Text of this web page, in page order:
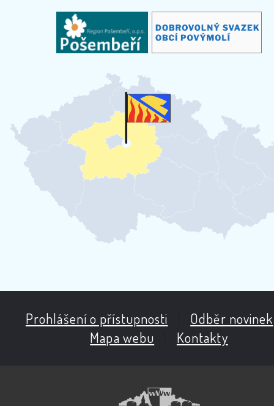
Prohlášení o přístupnosti Odběr novinek
Mapa webu
Kontakty